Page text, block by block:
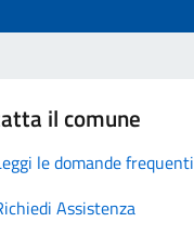
il comune
le domande frequenti
Assistenza